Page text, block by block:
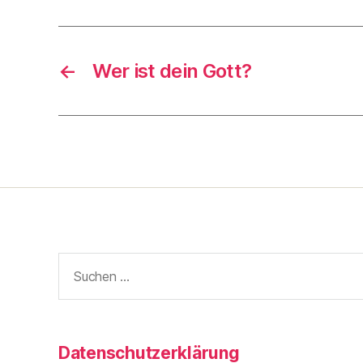
← Wer ist dein Gott?
nach:
Datenschutzerklärung